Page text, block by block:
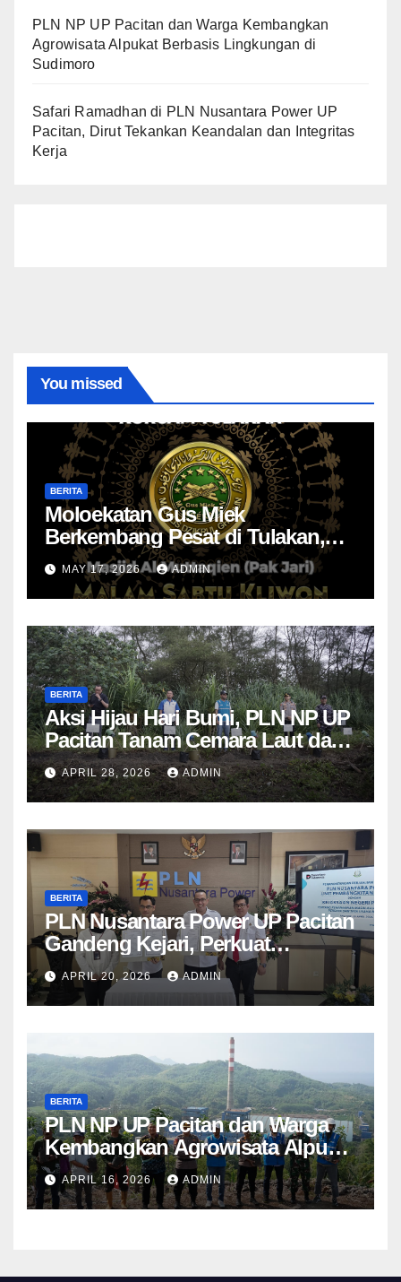
PLN NP UP Pacitan dan Warga Kembangkan
Agrowisata Alpukat Berbasis Lingkungan di
Sudimoro
Safari Ramadhan di PLN Nusantara Power UP
Pacitan, Dirut Tekankan Keandalan dan Integritas
Kerja
You missed
BERITA
Moloekatan Gus Miek
Berkembang Pesat di Tulakan,
Jamaah Diajak Introspeksi Diri
Lewat Dzikrul Ghofilin
MAY 17, 2026 ADMIN
BERITA
Aksi Hijau Hari Bumi, PLN NP UP
Pacitan Tanam Cemara Laut dan
Pandan
APRIL 28, 2026 ADMIN
BERITA
PLN Nusantara Power UP Pacitan
Gandeng Kejari, Perkuat
Penanganan Hukum Perdata dan
TUN
APRIL 20, 2026 ADMIN
BERITA
PLN NP UP Pacitan dan Warga
Kembangkan Agrowisata Alpukat
Berbasis Lingkungan di
Sudimoro
APRIL 16, 2026 ADMIN